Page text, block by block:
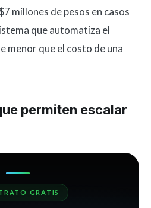
millones de pesos en casos
que automatiza el
menor que el costo de una
permiten escalar
GRATIS